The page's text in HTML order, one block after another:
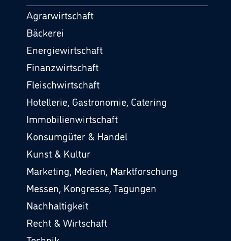
Agrarwirtschaft
Bäckerei
Energiewirtschaft
Finanzwirtschaft
Fleischwirtschaft
Hotellerie, Gastronomie, Catering
Immobilienwirtschaft
Konsumgüter & Handel
Kunst & Kultur
Marketing, Medien, Marktforschung
Messen, Kongresse, Tagungen
Nachhaltigkeit
Recht & Wirtschaft